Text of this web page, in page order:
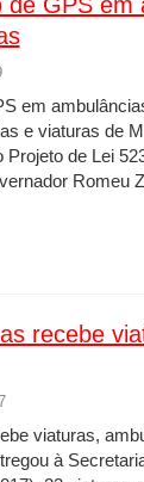
em
e viaturas de
de Lei
Romeu
recebe
viaturas,
à